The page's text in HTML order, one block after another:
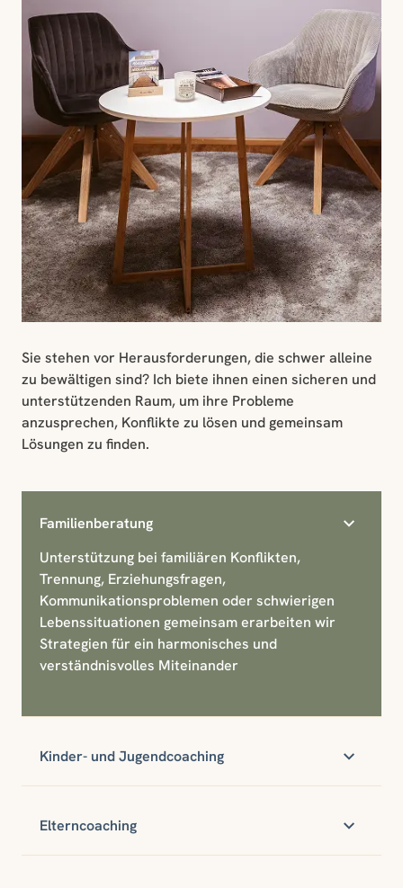
Sie stehen vor Herausforderungen, die schwer alleine
zu bewältigen sind? Ich biete ihnen einen sicheren und
unterstützenden Raum, um ihre Probleme
anzusprechen, Konflikte zu lösen und gemeinsam
Lösungen zu finden.
Familienberatung
Unterstützung bei familiären Konflikten,
Trennung, Erziehungsfragen,
Kommunikationsproblemen oder schwierigen
Lebenssituationen gemeinsam erarbeiten wir
Strategien für ein harmonisches und
verständnisvolles Miteinander
Kinder- und Jugendcoaching
Elterncoaching